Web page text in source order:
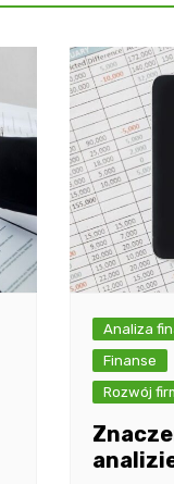
Analiza
Finanse
Rozwój